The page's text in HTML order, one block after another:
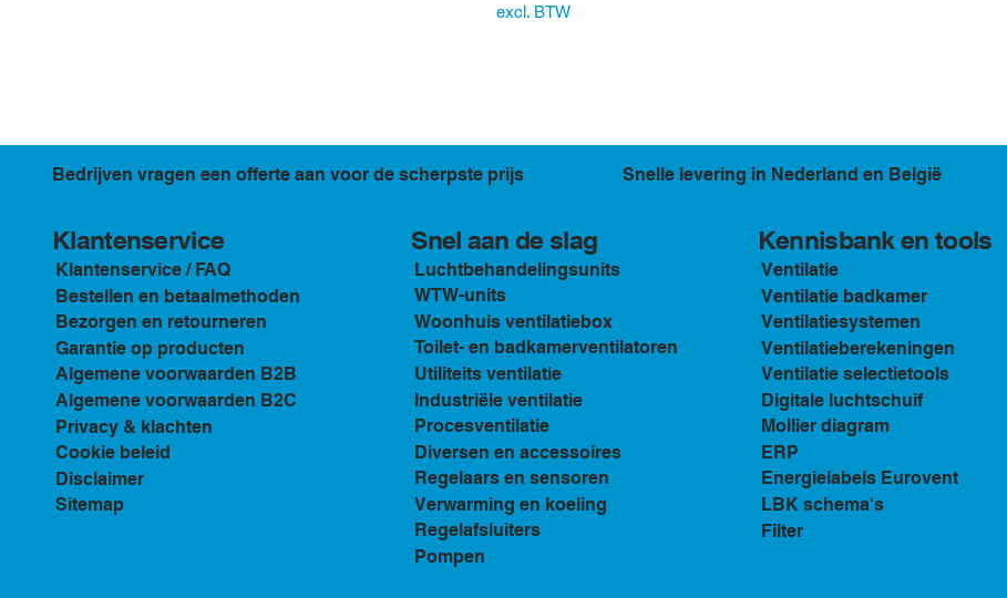
excl. BTW
Klantenservice
Klantenservice / FAQ
Bestellen en betaalmethoden
Bezorgen en retourneren
Garantie op producten
Algemene voorwaarden B2B
Algemene voorwaarden B2C
Privacy & klachten
Cookie beleid
Disclaimer
Sitemap
Bedrijven vragen een offerte aan voor de scherpste prijs Snelle levering in Nederland en België
Snel aan de slag
Luchtbehandelingsunits
WTW-units
Woonhuis ventilatiebox
Toilet- en badkamerventilatoren
Utiliteits ventilatie
Industriële ventilatie
Procesventilatie
Diversen en accessoires
Regelaars en sensoren
Verwarming en koeling
Regelafsluiters
Pompen
Kennisbank en tools
Ventilatie
Ventilatie badkamer
Ventilatiesystemen
Ventilatieberekeningen
Ventilatie selectietools
Digitale luchtschuif
Mollier diagram
ERP
Energielabels Eurovent
LBK schema's
Filter